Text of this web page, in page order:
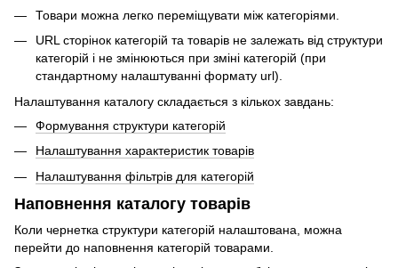
Товари можна легко переміщувати між категоріями.
URL сторінок категорій та товарів не залежать від структури
категорій і не змінюються при зміні категорій (при
стандартному налаштуванні формату url).
Налаштування каталогу складається з кількох завдань:
Формування структури категорій
Налаштування характеристик товарів
Налаштування фільтрів для категорій
Наповнення каталогу товарів
Коли чернетка структури категорій налаштована, можна
перейти до наповнення категорій товарами.